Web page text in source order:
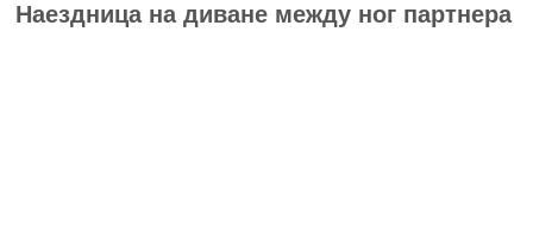
Наездница на диване между ног партнера